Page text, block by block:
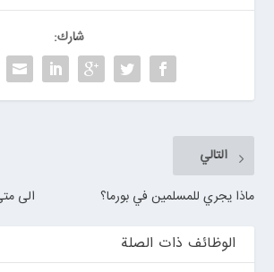
شارك:
الى
التالي
ماذا يجري للمسلمين في بورما؟
الوظائف ذات الصلة